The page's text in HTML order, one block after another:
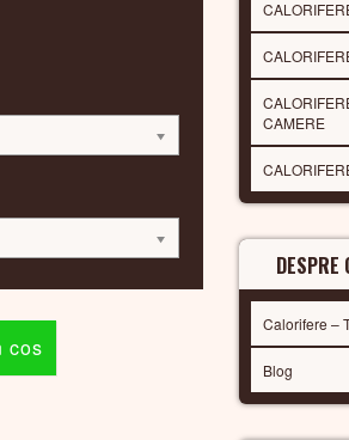
CAMERE
DESPRE
Calorifere –
Blog